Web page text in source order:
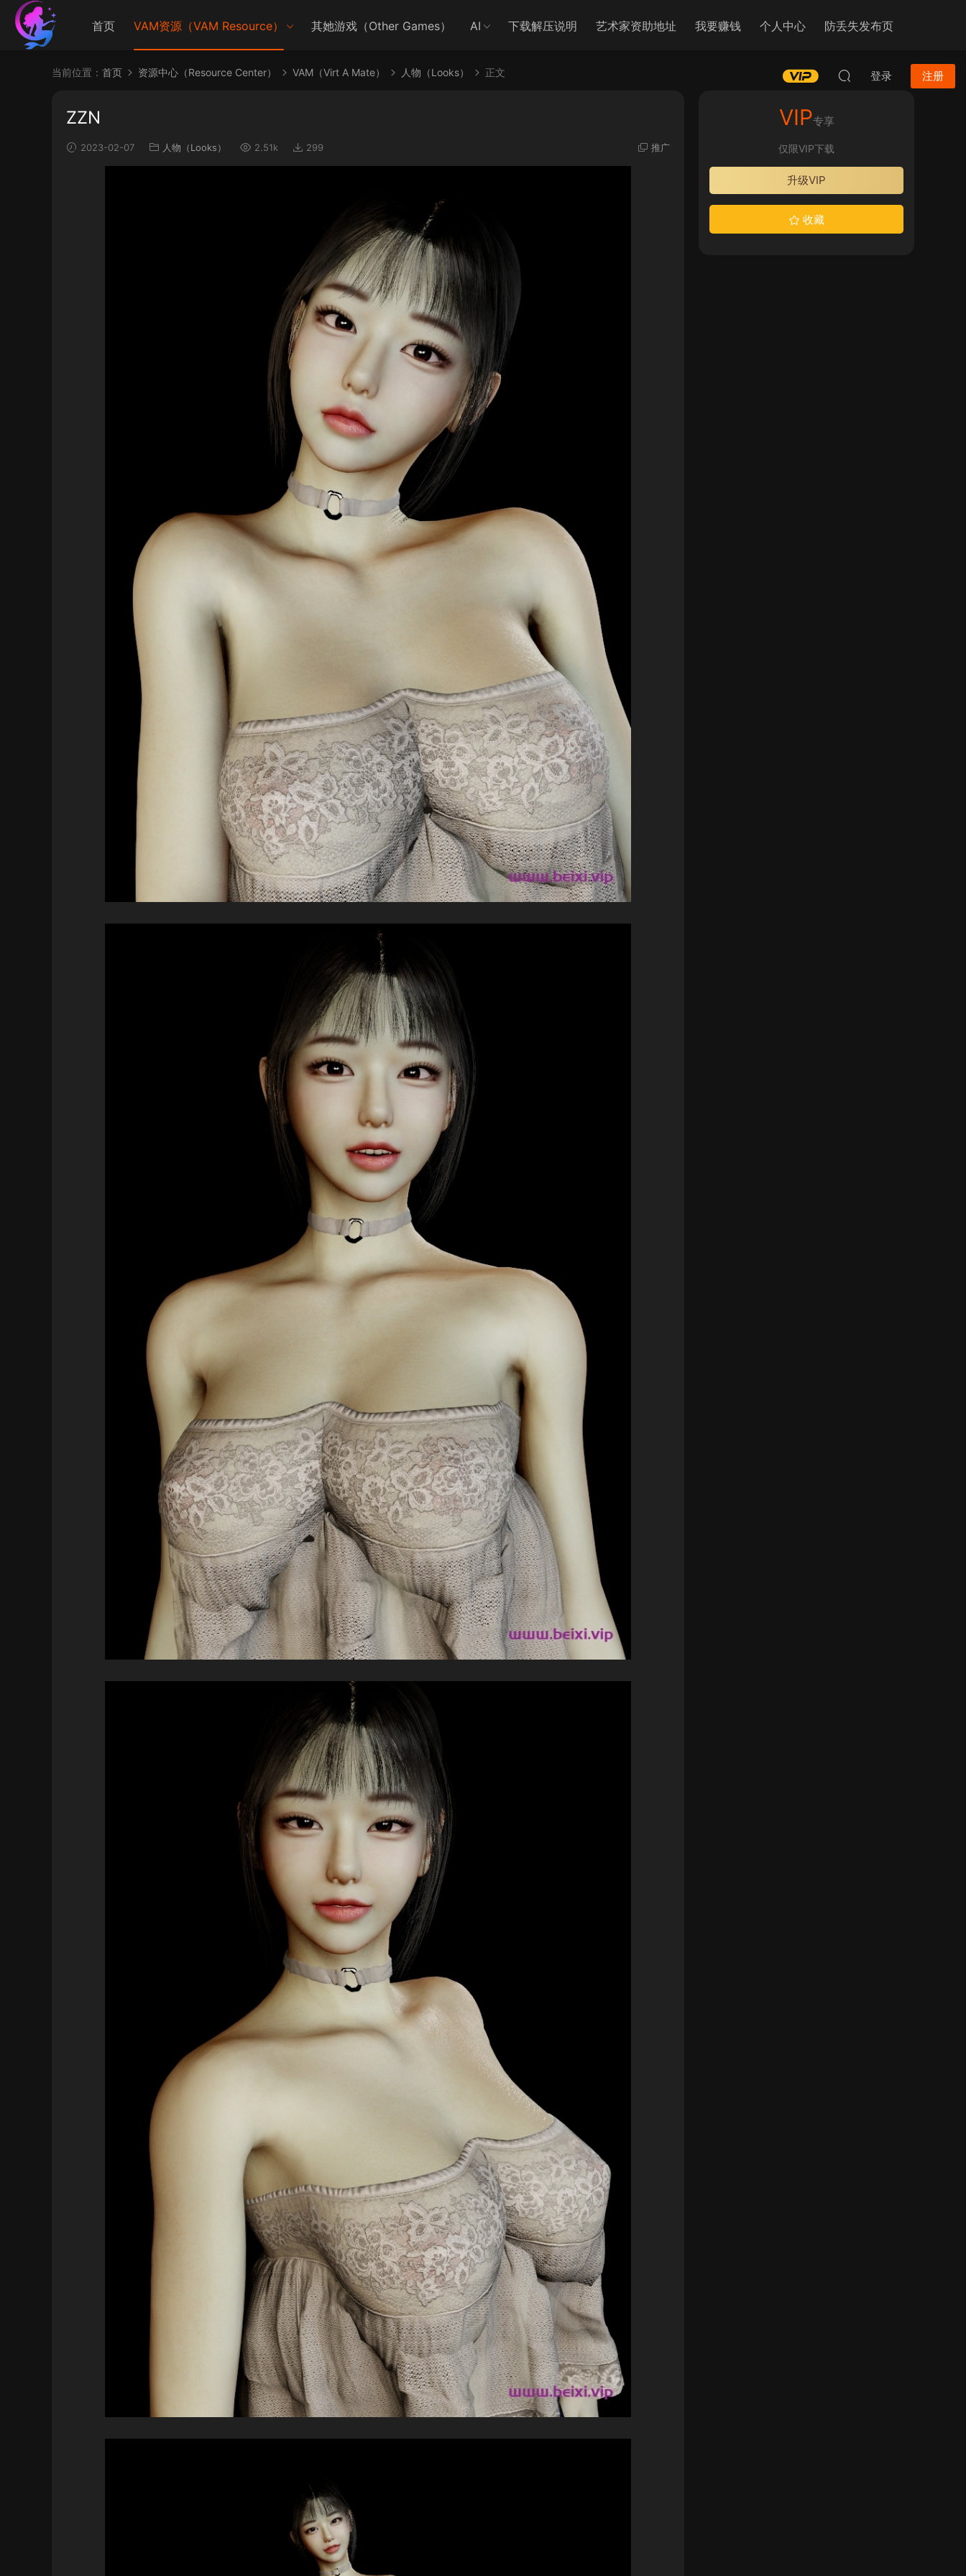
首页 VAM资源（VAM Resource） 其她游戏（Other Games） AI 下载解压说明 艺术家资助地址 我要赚钱 个人中心 防丢失发布页
登录 注册
当前位置： 首页 资源中心（Resource Center） VAM（Virt A Mate） 人物（Looks） 正文
ZZN
2023-02-07 人物（Looks） 2.51k 299 推广
VIP专享
仅限VIP下载
升级VIP
收藏